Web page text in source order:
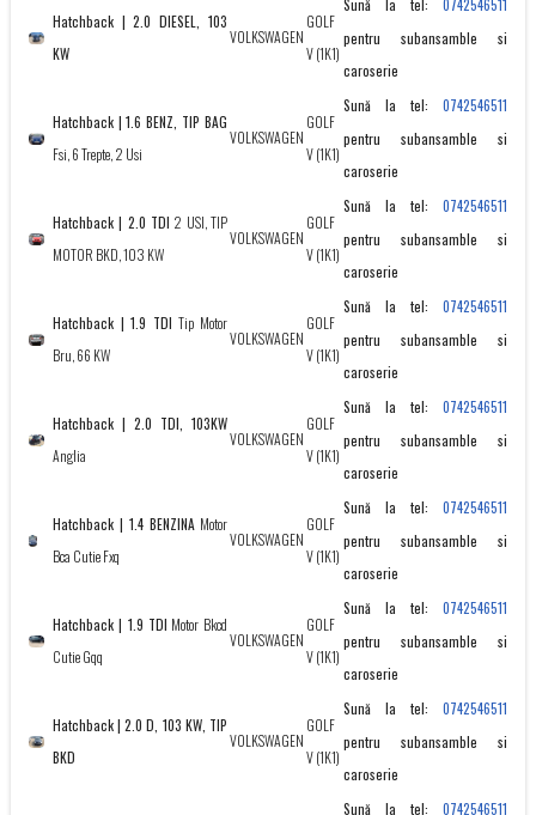
Hatchback | 2.0 DIESEL, 103
KW
VOLKSWAGEN
GOLF
V (1K1)
0742546511
pentru subansamble si
caroserie
Hatchback | 1.6 BENZ, TIP BAG
Fsi, 6 Trepte, 2 Usi
VOLKSWAGEN
GOLF
V (1K1)
Sună la tel: 0742546511
pentru subansamble si
caroserie
Hatchback | 2.0 TDI 2 USI, TIP
MOTOR BKD, 103 KW
VOLKSWAGEN
GOLF
V (1K1)
Sună la tel: 0742546511
pentru subansamble si
caroserie
Hatchback | 1.9 TDI Tip Motor
Bru, 66 KW
VOLKSWAGEN
GOLF
V (1K1)
Sună la tel: 0742546511
pentru subansamble si
caroserie
Hatchback | 2.0 TDI, 103KW
Anglia
VOLKSWAGEN
GOLF
V (1K1)
Sună la tel: 0742546511
pentru subansamble si
caroserie
Hatchback | 1.4 BENZINAMotor
Bca Cutie Fxq
VOLKSWAGEN
GOLF
V (1K1)
Sună la tel: 0742546511
pentru subansamble si
caroserie
Hatchback | 1.9 TDI Motor Bkcd
Cutie Gqq
VOLKSWAGEN
GOLF
V (1K1)
Sună la tel: 0742546511
pentru subansamble si
caroserie
Hatchback | 2.0 D, 103 KW, TIP
BKD
VOLKSWAGEN
GOLF
V (1K1)
Sună la tel: 0742546511
pentru subansamble si
caroserie
Sună la tel: 0742546511